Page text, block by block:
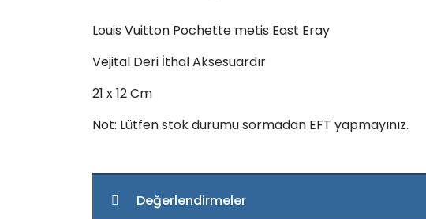
Louis Vuitton Pochette metis East Eray
Vejital Deri İthal Aksesuardır
21 x 12 Cm
Not: Lütfen stok durumu sormadan EFT yapmayınız.
Değerlendirmeler